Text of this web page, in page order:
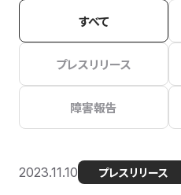
すべて
プレスリリース
障害報告
2023.11.10 プレスリリース